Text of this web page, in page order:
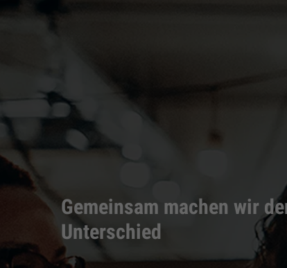
Gemeinsam machen wir
Unterschied